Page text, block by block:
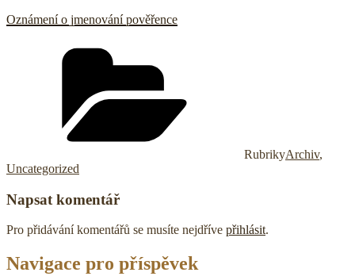
Oznámení o jmenování pověřence
RubrikyArchiv,
Uncategorized
Napsat komentář
Pro přidávání komentářů se musíte nejdříve přihlásit.
Navigace pro příspěvek